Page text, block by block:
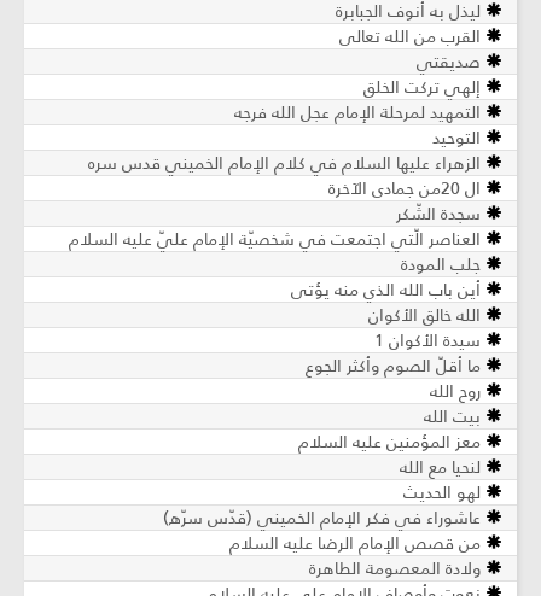
ليذل به أنوف الجبابرة
القرب من الله تعالى
صديقتي
إلهي تركت الخلق
التمهيد لمرحلة الإمام عجل الله فرجه
التوحيد
الزهراء عليها السلام في كلام الإمام الخميني قدس سره
ال 20من جمادى الآخرة
سجدة الشّكر
العناصر الّتي اجتمعت في شخصيّة الإمام عليّ عليه السلام
جلب المودة
أين باب الله الذي منه يؤتى
الله خالق الأكوان
سيدة الأكوان 1
ما أقلّ الصوم وأكثر الجوع
روح الله
بيت الله
معز المؤمنين عليه السلام
لنحيا مع الله
لهو الحديث
عاشوراء في فكر الإمام الخميني (قدّس سرّه)
من قصص الإمام الرضا عليه السلام
ولادة المعصومة الطاهرة